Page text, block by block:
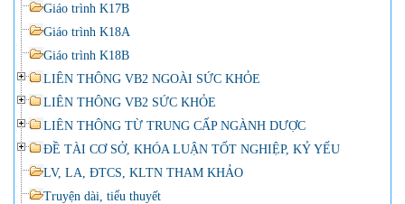
Giáo trình K17B
Giáo trình K18A
Giáo trình K18B
LIÊN THÔNG VB2 NGOÀI SỨC KHỎE
LIÊN THÔNG VB2 SỨC KHỎE
LIÊN THÔNG TỪ TRUNG CẤP NGÀNH DƯỢC
ĐỀ TÀI CƠ SỞ, KHÓA LUẬN TỐT NGHIỆP, KỶ YẾU
LV, LA, ĐTCS, KLTN THAM KHẢO
Truyện dài, tiểu thuyết